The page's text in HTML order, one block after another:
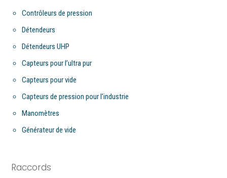
Contrôleurs de pression
Détendeurs
Détendeurs UHP
Capteurs pour l’ultra pur
Capteurs pour vide
Capteurs de pression pour l’industrie
Manomètres
Générateur de vide
Raccords